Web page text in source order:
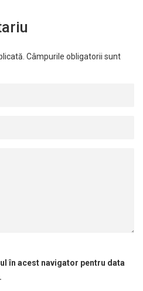
Câmpurile obligatorii sunt
în acest navigator pentru data